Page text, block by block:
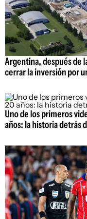
Argentina, después de
cerrar la inversión por
Uno de los primeros
años: la historia detrás